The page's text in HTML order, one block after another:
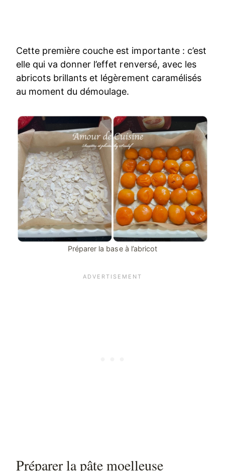
Cette première couche est importante : c’est
elle qui va donner l’effet renversé, avec les
abricots brillants et légèrement caramélisés
au moment du démoulage.
Préparer la base à l’abricot
Préparer la pâte moelleuse